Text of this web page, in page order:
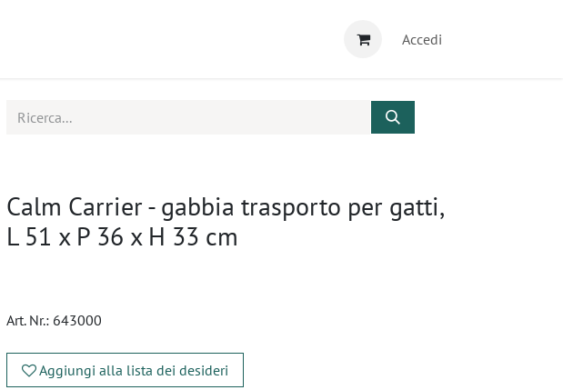
Accedi
Calm Carrier - gabbia trasporto per gatti,
L 51 x P 36 x H 33 cm
Art. Nr.: 643000
Aggiungi alla lista dei desideri